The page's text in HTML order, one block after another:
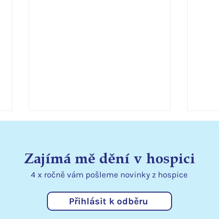
Statutární město Liberec
Zajímá mě dění v hospici
4 x ročně vám pošleme novinky z hospice
Přihlásit k odběru